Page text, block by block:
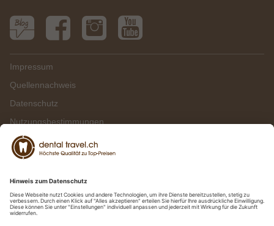
Impressum
Quellennachweis
Datenschutz
Nutzungsbestimmungen
Presse & TV
RTL: Zahnbehandlung Ungarn
Kundenmagazin
Preisbeispiele Ungarn
Einstellungen